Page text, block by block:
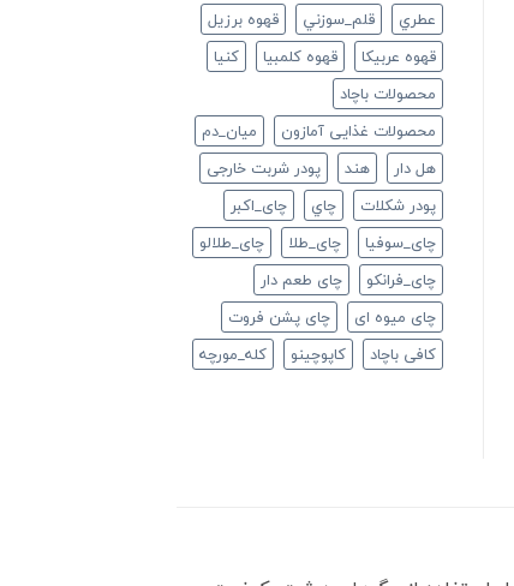
عطري
قلم_سوزني
قهوه برزیل
قهوه عربیکا
قهوه کلمبیا
كنيا
محصولات باچاد
محصولات غذایی آمازون
ميان_دم
هل دار
هند
پودر شربت خارجی
پودر شکلات
چاي
چای_اکبر
چای_سوفیا
چای_طلا
چای_طلالو
چای_فرانكو
چای طعم دار
چای میوه ای
چای پشن فروت
کافی باچاد
کاپوچینو کله_مورچه